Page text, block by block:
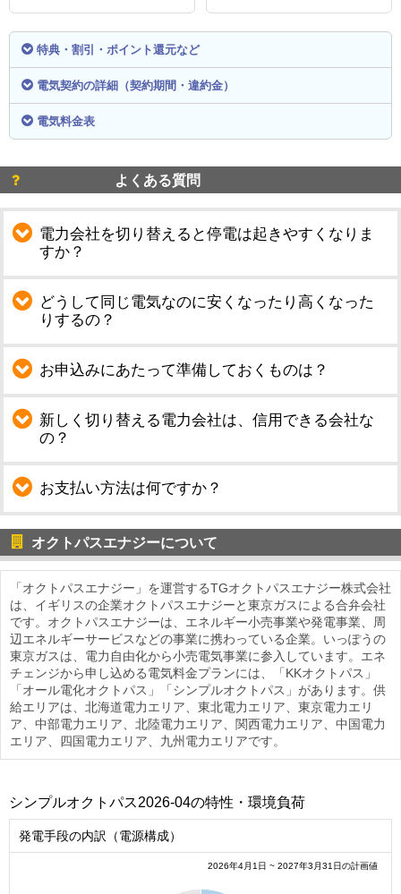
特典・割引・ポイント還元など
電気契約の詳細（契約期間・違約金）
電気料金表
よくある質問
電力会社を切り替えると停電は起きやすくなりま
すか？
どうして同じ電気なのに安くなったり高くなった
りするの？
お申込みにあたって準備しておくものは？
新しく切り替える電力会社は、信用できる会社な
の？
お支払い方法は何ですか？
オクトパスエナジーについて
「オクトパスエナジー」を運営するTGオクトパスエナジー株式会社
は、イギリスの企業オクトパスエナジーと東京ガスによる合弁会社
です。オクトパスエナジーは、エネルギー小売事業や発電事業、周
辺エネルギーサービスなどの事業に携わっている企業。いっぽうの
東京ガスは、電力自由化から小売電気事業に参入しています。エネ
チェンジから申し込める電気料金プランには、「KKオクトパス」
「オール電化オクトパス」「シンプルオクトパス」があります。供
給エリアは、北海道電力エリア、東北電力エリア、東京電力エリ
ア、中部電力エリア、北陸電力エリア、関西電力エリア、中国電力
エリア、四国電力エリア、九州電力エリアです。
シンプルオクトパス2026-04の特性・環境負荷
発電手段の内訳（電源構成）
2026年4月1日 ~ 2027年3月31日の計画値